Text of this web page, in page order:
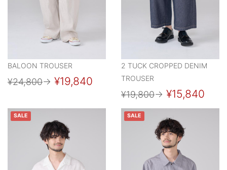
BALOON TROUSER
¥24,800→ ¥19,840
2 TUCK CROPPED DENIM
TROUSER
¥19,800→ ¥15,840
SALE SALE